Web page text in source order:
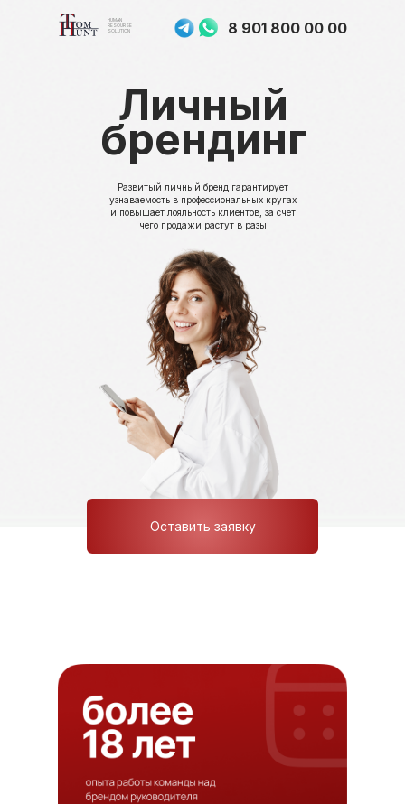
Личный
брендинг
Развитый личный бренд гарантирует
узнаваемость в профессиональных кругах
и повышает лояльность клиентов, за счет
чего продажи растут в разы
Оставить заявку
HUMAN
RESOURSE
SOLUTION
8 901 800 00 00